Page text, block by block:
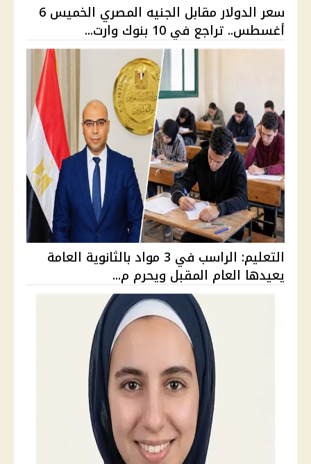
سعر الدولار مقابل الجنيه المصري الخميس 6
أغسطس.. تراجع في 10 بنوك وارت...
التعليم: الراسب في 3 مواد بالثانوية العامة
يعيدها العام المقبل ويحرم م...